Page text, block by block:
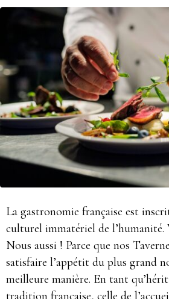
La gastronomie française est
culturel immatériel de l’humanité.
Nous aussi ! Parce que nos
satisfaire l’appétit du plus grand
meilleure manière. En tant
tradition française, celle de